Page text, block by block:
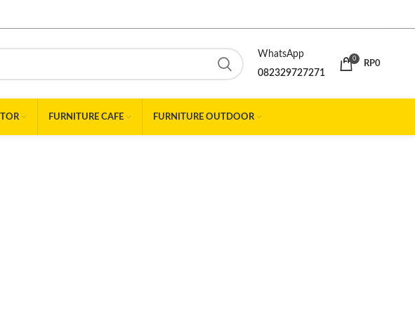
WhatsApp
082329727271
0
RP0
FURNITURE CAFE FURNITURE OUTDOOR